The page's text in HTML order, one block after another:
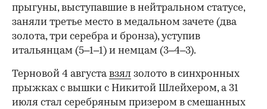
прыгуны, выступавшие в нейтральном статусе,
заняли третье место в медальном зачете (два
золота, три серебра и бронза), уступив
итальянцам (5–1–1) и немцам (3–4–3).
Терновой 4 августавзял золото в синхронных
прыжках с вышки с Никитой Шлейхером, а 31
июля стал серебряным призером в смешанных